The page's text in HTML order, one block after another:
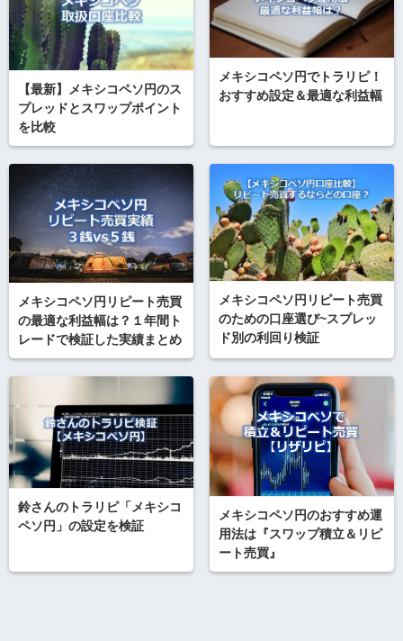
【最新】メキシコペソ円のス
プレッドとスワップポイント
を比較
メキシコペソ円でトラリピ！
おすすめ設定＆最適な利益幅
メキシコペソ円リピート売買
の最適な利益幅は？１年間ト
レードで検証した実績まとめ
メキシコペソ円リピート売買
のための口座選び~スプレッ
ド別の利回り検証
鈴さんのトラリピ「メキシコ
ペソ円」の設定を検証
メキシコペソ円のおすすめ運
用法は『スワップ積立＆リピ
ート売買』